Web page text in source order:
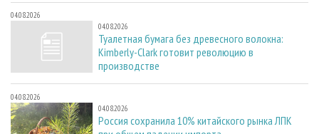
04.08.2026
04.08.2026
Туалетная бумага без древесного волокна:
Kimberly-Clark готовит революцию в
производстве
04.08.2026
04.08.2026
Россия сохранила 10% китайского рынка ЛПК